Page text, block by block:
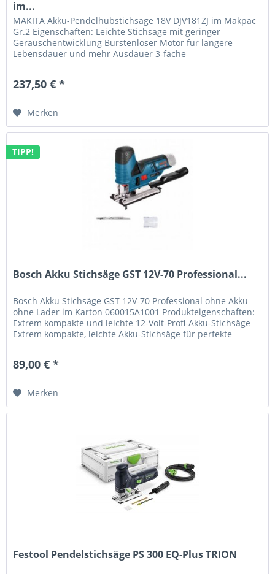
im...
MAKITA Akku-Pendelhubstichsäge 18V DJV181ZJ im Makpac
Gr.2 Eigenschaften: Leichte Stichsäge mit geringer
Geräuschentwicklung Bürstenloser Motor für längere
Lebensdauer und mehr Ausdauer 3-fache
237,50 € *
Merken
TIPP!
Bosch Akku Stichsäge GST 12V-70 Professional...
Bosch Akku Stichsäge GST 12V-70 Professional ohne Akku
ohne Lader im Karton 060015A1001 Produkteigenschaften:
Extrem kompakte und leichte 12-Volt-Profi-Akku-Stichsäge
Extrem kompakte, leichte Akku-Stichsäge für perfekte
89,00 € *
Merken
Festool Pendelstichsäge PS 300 EQ-Plus TRION